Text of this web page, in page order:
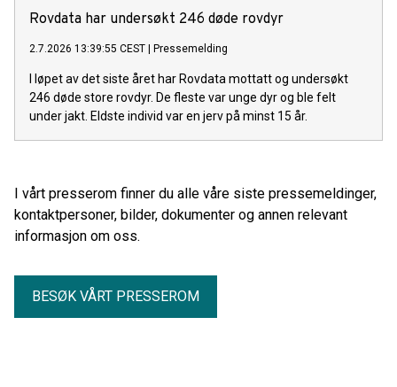
Rovdata har undersøkt 246 døde rovdyr
2.7.2026 13:39:55 CEST Pressemelding
I løpet av det siste året har Rovdata mottatt og undersøkt
246 døde store rovdyr. De fleste var unge dyr og ble felt
under jakt. Eldste individ var en jerv på minst 15 år.
I vårt presserom finner du alle våre siste pressemeldinger,
kontaktpersoner, bilder, dokumenter og annen relevant
informasjon om oss.
BESØK VÅRT PRESSEROM